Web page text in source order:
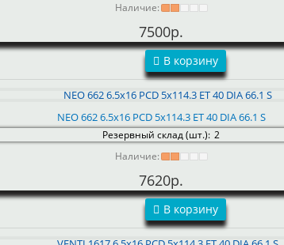
Наличие:
7500р.
В корзину
NEO 662 6.5x16 PCD 5x114.3 ET 40 DIA 66.1 S
Резервный склад (шт.): 2
Наличие:
7620р.
В корзину